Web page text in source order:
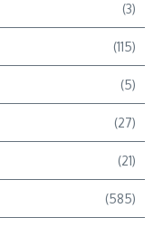
(3)
(115)
(5)
(27)
(21)
(585)